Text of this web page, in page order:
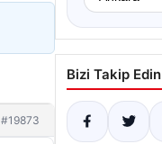
#19873
Bizi Takip Edin